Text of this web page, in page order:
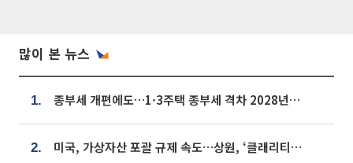
많이 본 뉴스
1. 종부세 개편에도…1·3주택 종부세 격차 2028년부터 확대
2. 미국, 가상자산 포괄 규제 속도…상원, ‘클래리티법’ 9월 절차투표 추진